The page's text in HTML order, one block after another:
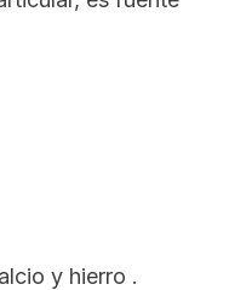
y hierro .